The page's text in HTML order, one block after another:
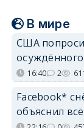
В мире
США
16:40 2
Facebook*
объяснил